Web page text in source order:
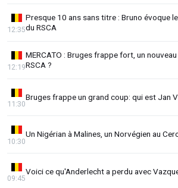
Presque 10 ans sans titre : Bruno évoque
du RSCA
12:35
MERCATO : Bruges frappe fort, un
RSCA ?
12:19
Bruges frappe un grand coup: qui est Jan
11:30
Un Nigérian à Malines, un Norvégien au
10:30
Voici ce qu'Anderlecht a perdu avec
09:45